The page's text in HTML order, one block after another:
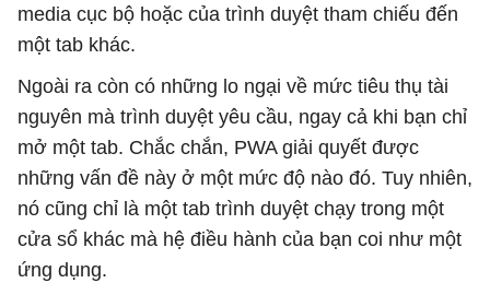
media cục bộ hoặc của trình duyệt tham chiếu đến
một tab khác.
Ngoài ra còn có những lo ngại về mức tiêu thụ tài
nguyên mà trình duyệt yêu cầu, ngay cả khi bạn chỉ
mở một tab. Chắc chắn, PWA giải quyết được
những vấn đề này ở một mức độ nào đó. Tuy nhiên,
nó cũng chỉ là một tab trình duyệt chạy trong một
cửa sổ khác mà hệ điều hành của bạn coi như một
ứng dụng.